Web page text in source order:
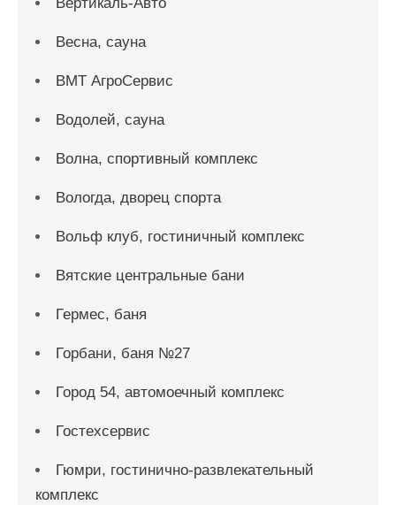
Весна, сауна
ВМТ АгроСервис
Водолей, сауна
Волна, спортивный комплекс
Вологда, дворец спорта
Вольф клуб, гостиничный комплекс
Вятские центральные бани
Гермес, баня
Горбани, баня №27
Город 54, автомоечный комплекс
Гостехсервис
Гюмри, гостинично-развлекательный
комплекс